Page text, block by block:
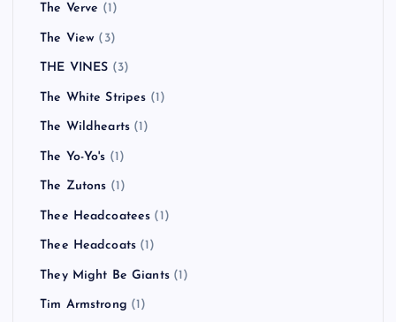
The Verve (1)
The View (3)
THE VINES (3)
The White Stripes (1)
The Wildhearts (1)
The Yo-Yo's (1)
The Zutons (1)
Thee Headcoatees (1)
Thee Headcoats (1)
They Might Be Giants(1)
Tim Armstrong (1)